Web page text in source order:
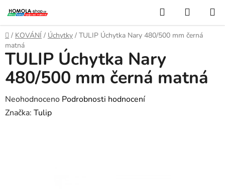
na
obsah
Hledat
KOŠÍK
Domů
/ KOVÁNÍ / Úchytky / TULIP Úchytka Nary 480/500 mm černá
matná
TULIP Úchytka Nary
480/500 mm černá matná
Průměrné
hodnocení
Neohodnoceno Podrobnosti hodnocení
Značka: Tulip